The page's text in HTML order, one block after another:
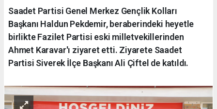
Saadet Partisi Genel Merkez Gençlik Kolları
Başkanı Haldun Pekdemir, beraberindeki heyetle
birlikte Fazilet Partisi eski milletvekillerinden
Ahmet Karavar'ı ziyaret etti. Ziyarete Saadet
Partisi Siverek İlçe Başkanı Ali Çiftel de katıldı.